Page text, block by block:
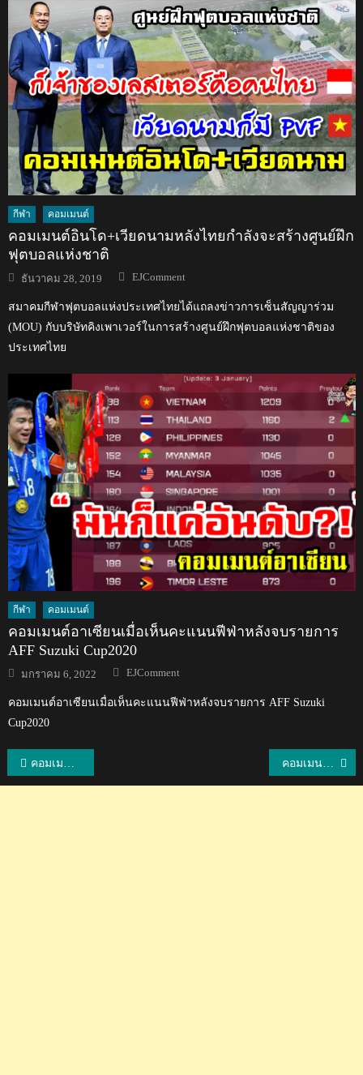
กีฬา คอมเมนต์
คอมเมนต์อินโด+เวียดนามหลังไทยกำลังจะสร้างศูนย์ฝึก
ฟุตบอลแห่งชาติ
Posted
on
ธันวาคม 28, 2019 Author
EJComment
สมาคมกีฬาฟุตบอลแห่งประเทศไทยได้แถลงข่าวการเซ็นสัญญาร่วม
(MOU) กับบริษัทคิงเพาเวอร์ในการสร้างศูนย์ฝึกฟุตบอลแห่งชาติของ
ประเทศไทย
กีฬา คอมเมนต์
คอมเมนต์อาเซียนเมื่อเห็นคะแนนฟีฟ่าหลังจบรายการ
AFF Suzuki Cup2020
Posted
on
มกราคม 6, 2022 Author
EJComment
คอมเมนต์อาเซียนเมื่อเห็นคะแนนฟีฟ่าหลังจบรายการ AFF Suzuki
Cup2020
แนะแนว
คอมเมนต์ชาวอินโด+ปินอยหลังไทยชนะอินโดนีเซีย 3-0 เซต วอลเลย์บอลหญิงซีเกมส์ คอมเมนต์ฟิลิปปินส์หลังไทยชนะฟิลิปปินส์ 3-0 เซต ศึกวอลเลย์บอลหญิงซีเกมส์ 2019